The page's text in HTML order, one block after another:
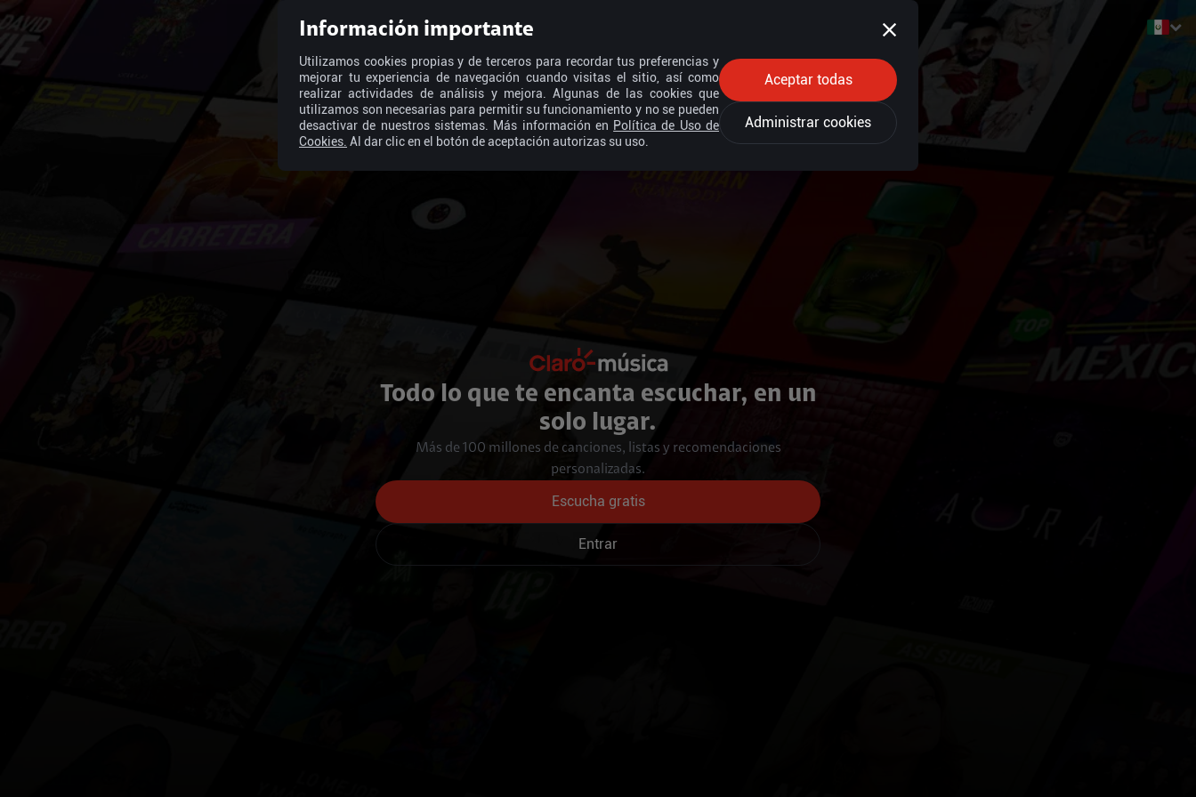
Todo lo que te encanta escuchar, en un
solo lugar.
Más de 100 millones de canciones, listas y recomendaciones
personalizadas.
Escucha gratis
Entrar
Información importante
Utilizamos cookies propias y de terceros para recordar tus preferencias y
mejorar tu experiencia de navegación cuando visitas el sitio, así como
realizar actividades de análisis y mejora. Algunas de las cookies que
utilizamos son necesarias para permitir su funcionamiento y no se pueden
desactivar de nuestros sistemas. Más información en Política de Uso de
Cookies. Al dar clic en el botón de aceptación autorizas su uso.
Aceptar todas
Administrar cookies